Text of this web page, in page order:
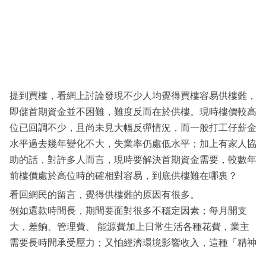
區
提到買樓，看網上討論發現不少人均覺得買樓容易供樓難，
即儲首期資金並不困難，難度反而在於供樓。現時樓價較高
位已回調不少，且尚未見大幅反彈情況，而一般打工仔薪金
水平過去幾年變化不大，失業率仍處低水平；加上有家人協
助的話，對許多人而言，現時要解決首期資金需要，較數年
前樓價處於高位時的確相對容易，到底供樓難在哪裏？
看回網民的留言，覺得供樓難的原因有很多。
例如還款時間長，期間要面對很多不穩定因素；每月開支
大，差餉、管理費、 能源費加上日常生活各種花費，業主
需要長時間承受壓力；又怕經濟環境影響收入，這種「精神